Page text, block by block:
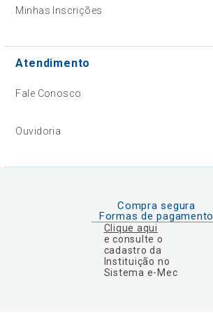
Minhas Inscrições
Atendimento
Fale Conosco
Ouvidoria
Compra segura
Formas de pagamento
Clique aqui
e consulte o
cadastro da
Instituição no
Sistema e-Mec